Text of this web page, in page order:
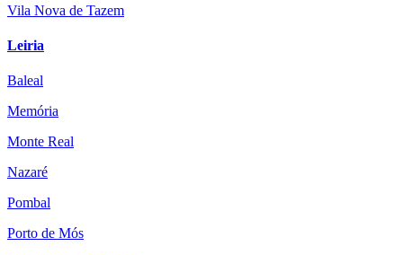
Vila Nova de Tazem
Leiria
Baleal
Memória
Monte Real
Nazaré
Pombal
Porto de Mós